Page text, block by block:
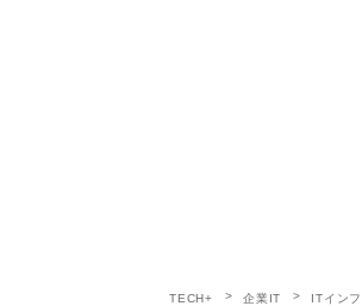
TECH+ 企業IT ITインフ